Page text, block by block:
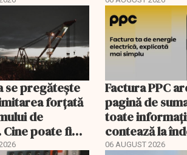
se pregătește
forțată
de
poate fi
Factura PPC
pagină de
toate
contează la
06 AUGUST 2026